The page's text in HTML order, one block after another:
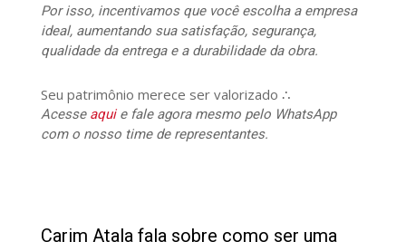
Por isso, incentivamos que você escolha a empresa
ideal, aumentando sua satisfação, segurança,
qualidade da entrega e a durabilidade da obra.
Seu patrimônio merece ser valorizado ∴
Acesse aquie fale agora mesmo pelo WhatsApp
com o nosso time de representantes.
Carim Atala fala sobre como ser uma